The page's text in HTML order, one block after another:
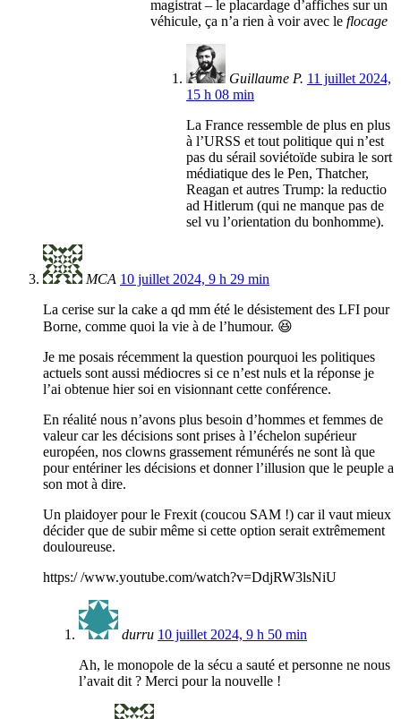
magistrat – le placardage d’affiches sur un
véhicule, ça n’a rien à voir avec le flocage
Guillaume P. 11 juillet 2024,
15 h 08 min
La France ressemble de plus en plus
à l’URSS et tout politique qui n’est
pas du sérail soviétoïde subira le sort
médiatique des le Pen, Thatcher,
Reagan et autres Trump: la reductio
ad Hitlerum (qui ne manque pas de
sel vu l’orientation du bonhomme).
MCA 10 juillet 2024, 9 h 29 min
La cerise sur la cake a qd mm été le désistement des LFI pour
Borne, comme quoi la vie à de l’humour. 😆
Je me posais récemment la question pourquoi les politiques
actuels sont aussi médiocres si ce n’est nuls et la réponse je
l’ai obtenue hier soi en visionnant cette conférence.
En réalité nous n’avons plus besoin d’hommes et femmes de
valeur car les décisions sont prises à l’échelon supérieur
européen, nos clowns grassement rémunérés ne sont là que
pour entériner les décisions et donner l’illusion que le peuple a
son mot à dire.
Un plaidoyer pour le Frexit (coucou SAM !) car il vaut mieux
décider que de subir même si cette option serait extrêmement
douloureuse.
https:/ /www.youtube.com/watch?v=DdjRW3lsNiU
durru 10 juillet 2024, 9 h 50 min
Ah, le monopole de la sécu a sauté et personne ne nous
l’avait dit ? Merci pour la nouvelle !